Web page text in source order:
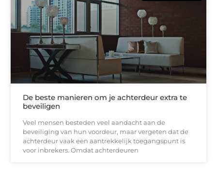
De beste manieren om je achterdeur extra te
beveiligen
Veel mensen besteden veel aandacht aan de
beveiliging van hun voordeur, maar vergeten dat de
achterdeur vaak een aantrekkelijk toegangspunt is
voor inbrekers. Omdat achterdeuren